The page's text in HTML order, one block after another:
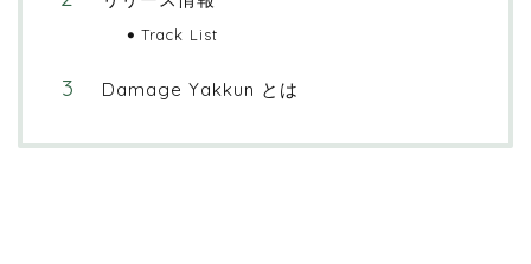
Track List
Damage Yakkun とは